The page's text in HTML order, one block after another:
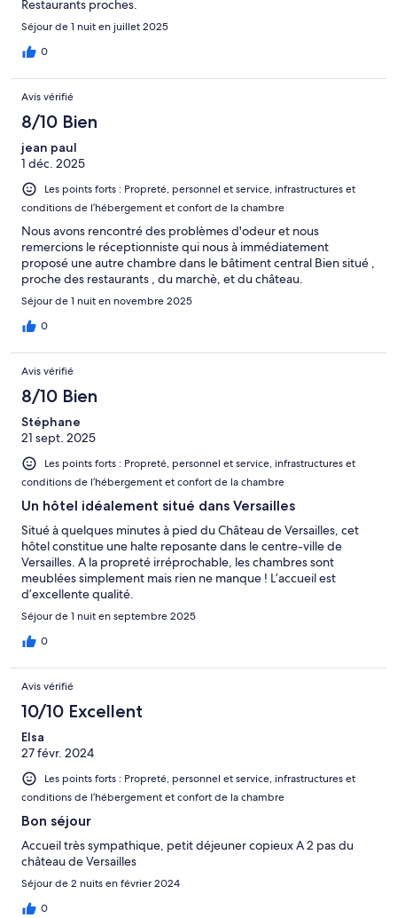
Restaurants proches.
Séjour de 1 nuit en juillet 2025
0
Avis vérifié
8/10 Bien
jean paul
1 déc. 2025
Les points forts : Propreté, personnel et service, infrastructures et
conditions de l’hébergement et confort de la chambre
Nous avons rencontré des problèmes d'odeur et nous
remercions le réceptionniste qui nous à immédiatement
proposé une autre chambre dans le bâtiment central Bien situé ,
proche des restaurants , du marchè, et du château.
Séjour de 1 nuit en novembre 2025
0
Avis vérifié
8/10 Bien
Stéphane
21 sept. 2025
Les points forts : Propreté, personnel et service, infrastructures et
conditions de l’hébergement et confort de la chambre
Un hôtel idéalement situé dans Versailles
Situé à quelques minutes à pied du Château de Versailles, cet
hôtel constitue une halte reposante dans le centre-ville de
Versailles. A la propreté irréprochable, les chambres sont
meublées simplement mais rien ne manque ! L’accueil est
d’excellente qualité.
Séjour de 1 nuit en septembre 2025
0
Avis vérifié
10/10 Excellent
Elsa
27 févr. 2024
Les points forts : Propreté, personnel et service, infrastructures et
conditions de l’hébergement et confort de la chambre
Bon séjour
Accueil très sympathique, petit déjeuner copieux A 2 pas du
château de Versailles
Séjour de 2 nuits en février 2024
0